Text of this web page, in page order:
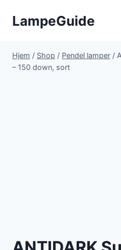
LampeGuide
Hjem / Shop / Pendel lamper /
– 150 down, sort